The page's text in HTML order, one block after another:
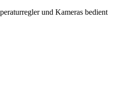
und Kameras bedient